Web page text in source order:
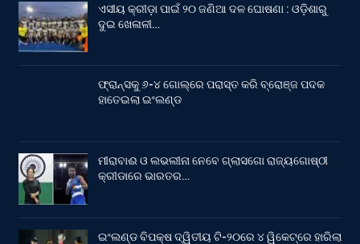
ଏସୀୟ କ୍ରୀଡ଼ା ପାଇଁ ୨୦ ଜଣିଆ ଦଳ ଘୋଷଣା : ଓଡ଼ିଶାରୁ
ଦୁଇ ଖେଳାଳୀ…
ଫ୍ରାନ୍ସକୁ ୬-୪ ଗୋଲ୍‌ରେ ପରାସ୍ତ କରି ବ୍ରୋଞ୍ଜ ପଦକ
ହାତେଇଲା ଇଂଲଣ୍ଡ
ମୀରାବାଈ ଓ ଲଭଲୀନା ନେବେ ଗ୍ଲାସଗୋ ରାଜ୍ୟଗୋଷ୍ଠୀ
କ୍ରୀଡାରେ ଭାରତର…
ଇଂଲଣ୍ଡ ବିପକ୍ଷ ଦ୍ୱିତୀୟ ଟି-୨୦ରେ ୪ ୱିକେଟ୍‌ରେ ହାରିଲା